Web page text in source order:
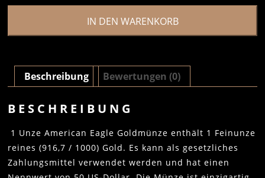
IN DEN WARENKORB
Beschreibung Bewertungen (0)
BESCHREIBUNG
1 Unze American Eagle Goldmünze enthält 1 Feinunze
reines (916,7 / 1000) Gold. Es kann als gesetzliches
Zahlungsmittel verwendet werden und hat einen